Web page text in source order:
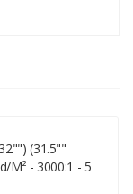
(31.5""
m² - 3000:1 - 5